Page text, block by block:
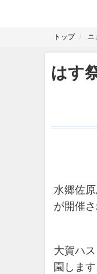
トップ ニ
はす
水郷佐
が開催さ
大賀ハ
園します